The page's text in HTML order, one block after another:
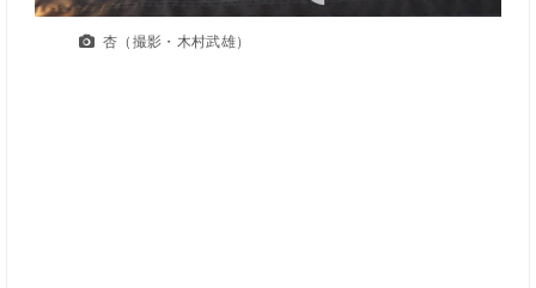
杏（撮影・木村武雄）